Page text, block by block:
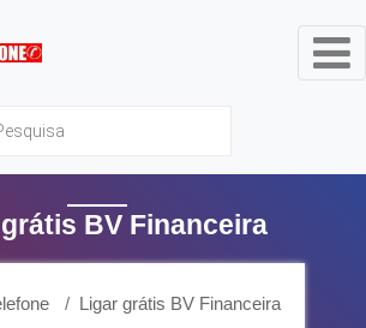
Sac0800Telefone
BV Financeira
Ligar grátis BV Financeira